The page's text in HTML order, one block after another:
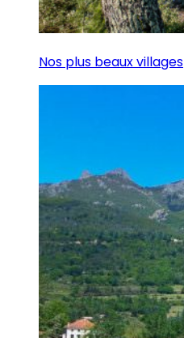
Nos plus beaux villages